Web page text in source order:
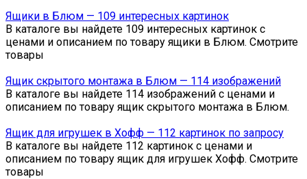
Ящики в Блюм — 109 интересных картинок
В каталоге вы найдете 109 интересных картинок с
ценами и описанием по товару ящики в Блюм. Смотрите
товары
Ящик скрытого монтажа в Блюм — 114 изображений
В каталоге вы найдете 114 изображений с ценами и
описанием по товару ящик скрытого монтажа в Блюм.
Ящик для игрушек в Хофф — 112 картинок по запросу
В каталоге вы найдете 112 картинок с ценами и
описанием по товару ящик для игрушек Хофф. Смотрите
товары